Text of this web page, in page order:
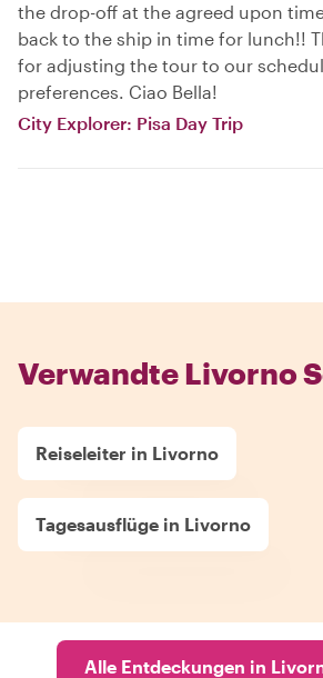
the drop-off at the agreed upon
back to the ship in time for lunch!!
for adjusting the tour to our
preferences. Ciao Bella!
City Explorer: Pisa Day Trip
Verwandte Livorno
Reiseleiter in Livorno
Tagesausflüge in Livorno
Alle Entdeckungen in